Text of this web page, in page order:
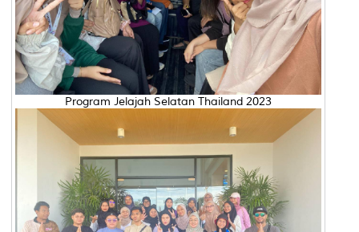
Program Jelajah Selatan Thailand 2023